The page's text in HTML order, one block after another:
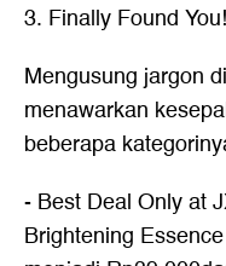
3. Finally Found You!
Mengusung jargon
menawarkan
beberapa
- Best Deal Only at
Brightening